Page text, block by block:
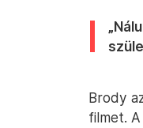
Brody
filmet.